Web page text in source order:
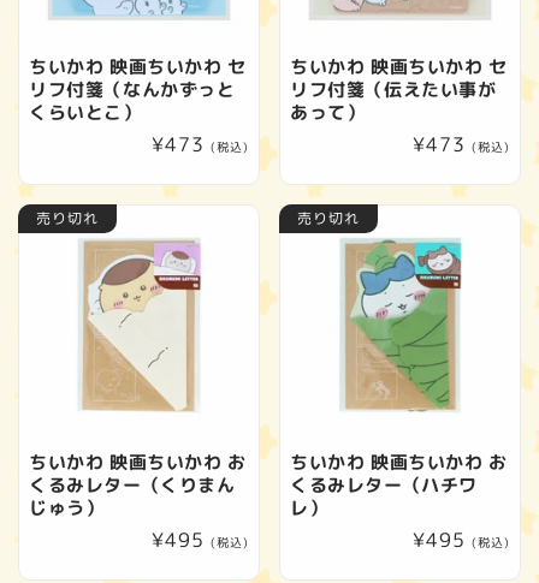
ン
:
ちいかわ 映画ちいかわ セ
リフ付箋（なんかずっと
くらいとこ）
通
価
¥473 (税込)
ちいかわ 映画ちいかわ セ
リフ付箋（伝えたい事が
あって）
通
¥473 (税込)
売り切れ
ちいかわ 映画ちいかわ お
くるみレター（くりまん
じゅう）
通
¥495 (税込)
売り切れ
ちいかわ 映画ちいかわ お
くるみレター（ハチワ
レ）
通
¥495 (税込)